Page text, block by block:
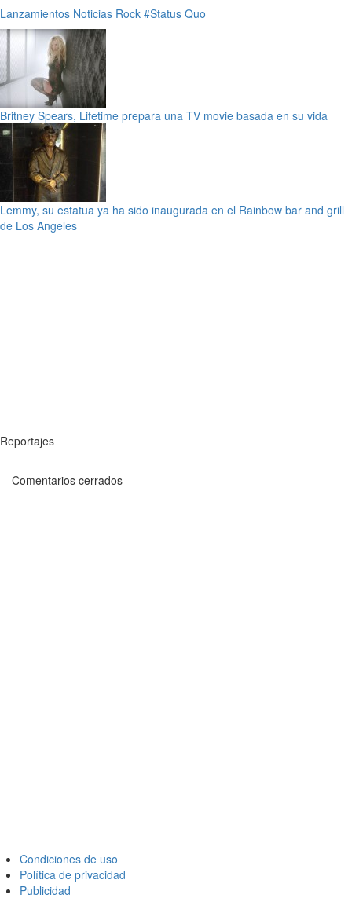
Lanzamientos Noticias Rock #Status Quo
Britney Spears, Lifetime prepara una TV movie basada en su vida
Lemmy, su estatua ya ha sido inaugurada en el Rainbow bar and grill
de Los Angeles
Reportajes
Comentarios cerrados
Condiciones de uso
Política de privacidad
Publicidad